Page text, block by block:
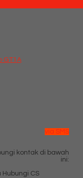
GT1A
via SMS
kontak di bawah
ini:
Hubungi CS